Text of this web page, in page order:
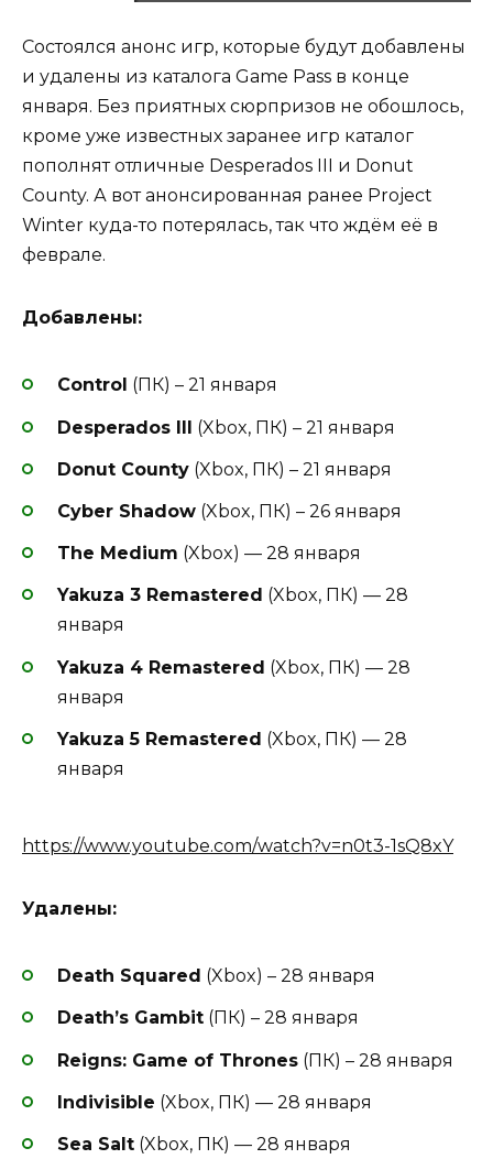
Состоялся анонс игр, которые будут добавлены
и удалены из каталога Game Pass в конце
января. Без приятных сюрпризов не обошлось,
кроме уже известных заранее игр каталог
пополнят отличные Desperados III и Donut
County. А вот анонсированная ранее Project
Winter куда-то потерялась, так что ждём её в
феврале.
Добавлены:
Control (ПК) – 21 января
Desperados III (Xbox, ПК) – 21 января
Donut County (Xbox, ПК) – 21 января
Cyber Shadow (Xbox, ПК) – 26 января
The Medium (Xbox) — 28 января
Yakuza 3 Remastered (Xbox, ПК) — 28
января
Yakuza 4 Remastered (Xbox, ПК) — 28
января
Yakuza 5 Remastered (Xbox, ПК) — 28
января
https://www.youtube.com/watch?v=n0t3-1sQ8xY
Удалены:
Death Squared (Xbox) – 28 января
Death’s Gambit (ПК) – 28 января
Reigns: Game of Thrones (ПК) – 28 января
Indivisible (Xbox, ПК) — 28 января
Sea Salt (Xbox, ПК) — 28 января